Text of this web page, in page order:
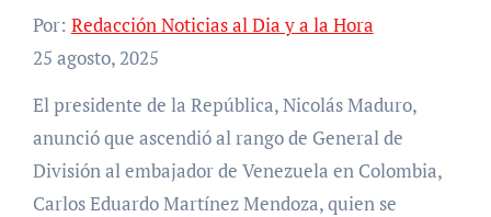
Por: Redacción Noticias al Dia y a la Hora
25 agosto, 2025
El presidente de la República, Nicolás Maduro,
anunció que ascendió al rango de General de
División al embajador de Venezuela en Colombia,
Carlos Eduardo Martínez Mendoza, quien se